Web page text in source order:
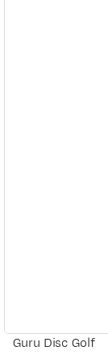
Guru Disc Golf